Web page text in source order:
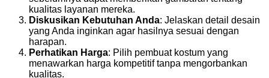
kualitas layanan mereka.
Diskusikan Kebutuhan Anda: Jelaskan detail desain
yang Anda inginkan agar hasilnya sesuai dengan
harapan.
Perhatikan Harga: Pilih pembuat kostum yang
menawarkan harga kompetitif tanpa mengorbankan
kualitas.